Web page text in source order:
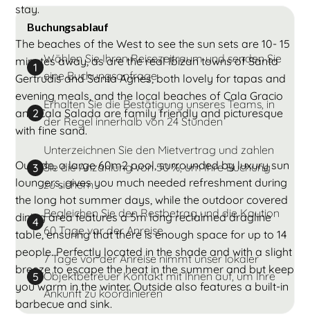
stay.
The beaches of the West to see the sun sets are 10- 15
minutes away, as are the real Ibizan towns of Santa
Gertrudis and Santa Agnes, both lovely for tapas and
evening meals, and the local beaches of Cala Gracio
and Cala Salada are family friendly and picturesque
with fine sand.
Outside, a large 60m2 pool, surrounded by luxury sun
loungers, gives you much needed refreshment during
the long hot summer days, while the outdoor covered
dining area features a 5m long reclaimed dragline
table, ensuring that there is enough space for up to 14
people. Perfectly located in the shade and with a slight
breeze to escape the heat in the summer and but keep
you warm in the winter. Outside also features a built-in
barbecue and sink.
Buchungsablauf
1
Wählen Sie Ihren Reisezeitraum und senden Sie
eine Buchungsanfrage
2
Erhalten Sie die Bestätigung unseres Teams, in
der Regel innerhalb von 24 Stunden
3
Unterzeichnen Sie den Mietvertrag und zahlen
Sie die Anzahlung von 50 %, um Ihre Buchung
zu sichern
4
Begleichen Sie den Restbetrag und die Kaution
60 Tage vor der Anreise
5
7 Tage vor der Anreise nimmt unser lokaler
Objektbetreuer Kontakt mit Ihnen auf, um Ihre
Ankunft zu koordinieren